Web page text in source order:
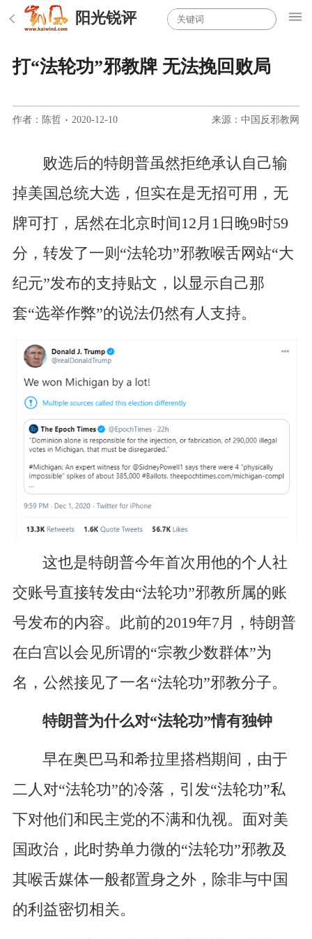
阳光锐评
打“法轮功”邪教牌 无法挽回败局
作者：陈哲 · 2020-12-10 来源：中国反邪教网
败选后的特朗普虽然拒绝承认自己输
掉美国总统大选， 但实在是无招可用，无
牌可打，居然在北京时间 12 月 1 日晚9时59
分，转发了一则“法轮功”邪教喉舌网站“大
纪元”发布的支持贴文，以显示自己那
套“选举作弊”的说法仍然有人支持。
这也是特朗普今年首次用他的个人社
交账号直接转发由“法轮功”邪教所属的账
号发布的内容。此前的2019年7月，特朗普
在白宫以会见所谓的“宗教少数群体”为
名，公然接见了一名“法轮功”邪教分子。
特朗普为什么对“法轮功”情有独钟
早在奥巴马和希拉里搭档期间，由于
二人对“法轮功”的冷落，引发“法轮功”私
下对他们和民主党的不满和仇视。面对美
国政治，此时势单力微的“法轮功”邪教及
其喉舌媒体一般都置身之外，除非与中国
的利益密切相关。